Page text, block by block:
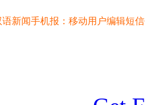
新闻手机报：移动用户编辑短信